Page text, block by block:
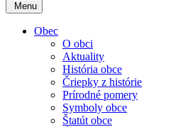
Menu
Obec
O obci
Aktuality
História obce
Čriepky z histórie
Prírodné pomery
Symboly obce
Štatút obce